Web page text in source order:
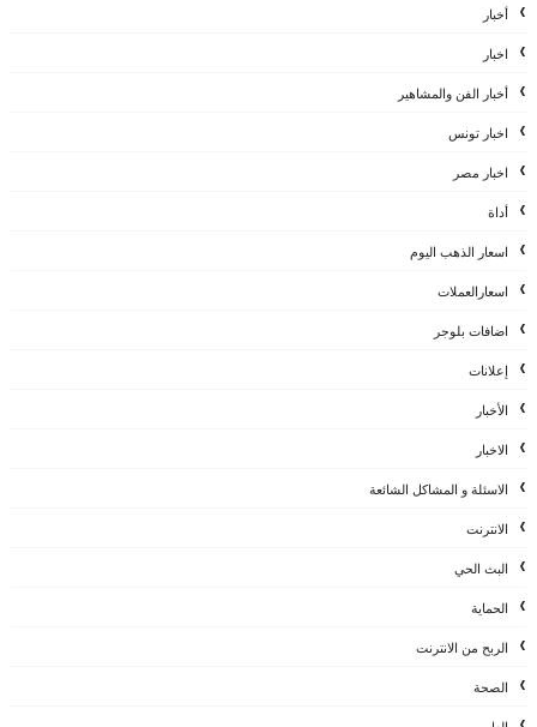
أخبار
اخبار
أخبار الفن والمشاهير
اخبار تونس
اخبار مصر
أداة
اسعار الذهب اليوم
اسعارالعملات
اضافات بلوجر
إعلانات
الأخبار
الاخبار
الاسئلة و المشاكل الشائعة
الانترنت
البث الحي
الحماية
الربح من الانترنت
الصحة